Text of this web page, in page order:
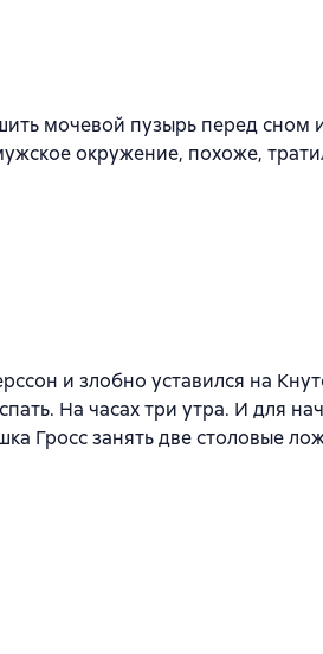
мочевой пузырь перед сном
окружение, похоже,
и злобно уставился на
На часах три утра. И для
Гросс занять две столовые